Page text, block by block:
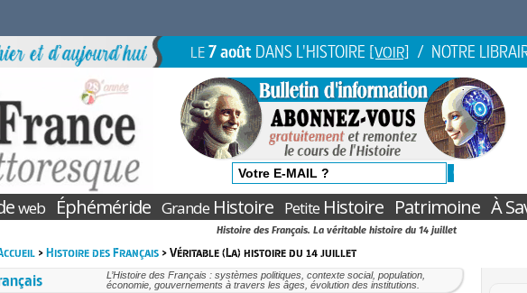
LE7 août DANS L'HISTOIRE [VOIR] / NOTRE
web Éphéméride GrandeHistoire PetiteHistoire Patrimoine À
Histoire des Français. La véritable histoire du 14 juillet
>Histoire des Français> Véritable (La) histoire du 14 juillet
L’Histoire des Français : systèmes politiques, contexte social, population,
économie, gouvernements à travers les âges, évolution des institutions.